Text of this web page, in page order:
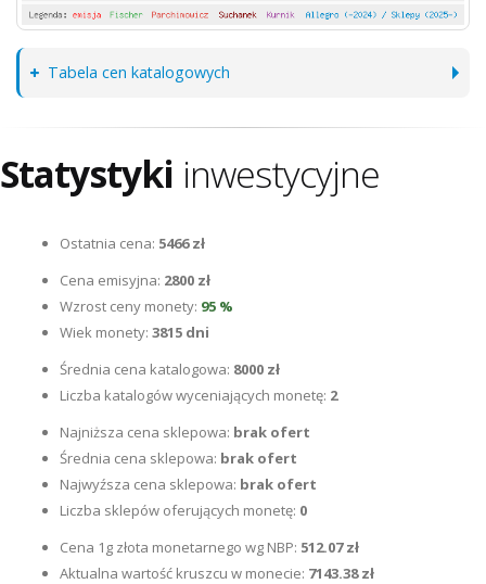
Tabela cen katalogowych
Statystyki inwestycyjne
Ostatnia cena: 5466 zł
Cena emisyjna: 2800 zł
Wzrost ceny monety: 95 %
Wiek monety: 3815 dni
Średnia cena katalogowa: 8000 zł
Liczba katalogów wyceniających monetę: 2
Najniższa cena sklepowa: brak ofert
Średnia cena sklepowa: brak ofert
Najwyźsza cena sklepowa: brak ofert
Liczba sklepów oferujących monetę: 0
Cena 1g złota monetarnego wg NBP: 512.07 zł
Aktualna wartość kruszcu w monecie: 7143.38 zł